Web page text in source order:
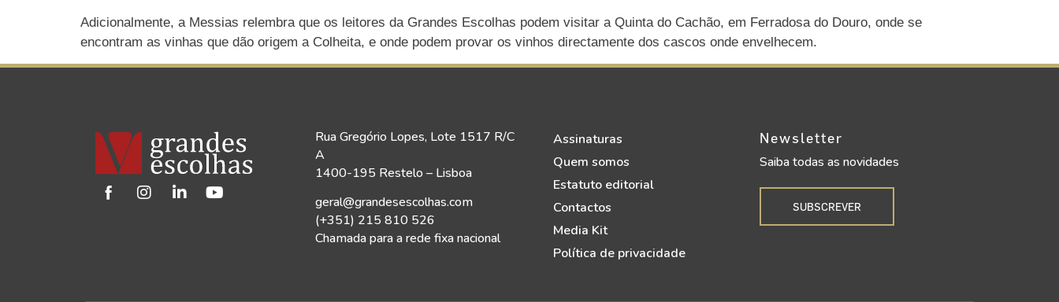
Adicionalmente, a Messias relembra que os leitores da Grandes Escolhas podem visitar a Quinta do Cachão, em Ferradosa do Douro, onde se
encontram as vinhas que dão origem a Colheita, e onde podem provar os vinhos directamente dos cascos onde envelhecem.
Rua Gregório Lopes, Lote 1517 R/C
A
1400-195 Restelo – Lisboa
geral@grandesescolhas.com
(+351) 215 810 526
Chamada para a rede fixa nacional
Assinaturas
Quem somos
Estatuto editorial
Contactos
Media Kit
Política de privacidade
Newsletter
Saiba todas as novidades
SUBSCREVER